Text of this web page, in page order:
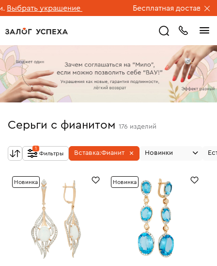
украшение Бесплатная доставка
Серьги с фианитом 176 изделий
Фильтры
1
Вставка:Фианит Новинки
Новинка Новинка